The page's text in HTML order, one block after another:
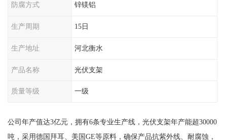
防腐方式 锌镁铝
生产周期 15日
生产地址 河北衡水
产品名称 光伏支架
质量等级 一级
公司年产值达3亿元，拥有6条专业生产线，光伏支架年产能超30000
吨，采用德国拜耳、美国GE等原料，确保产品抗紫外线、耐腐蚀，